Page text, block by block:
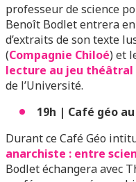
professeur de science
Benoît Bodlet entrera
d’extraits de son texte
(Compagnie Chiloé) et
lecture au jeu théâtral
de l’Université.
19h | Café géo
Durant ce Café Géo
anarchiste : entre
Bodlet échangera avec